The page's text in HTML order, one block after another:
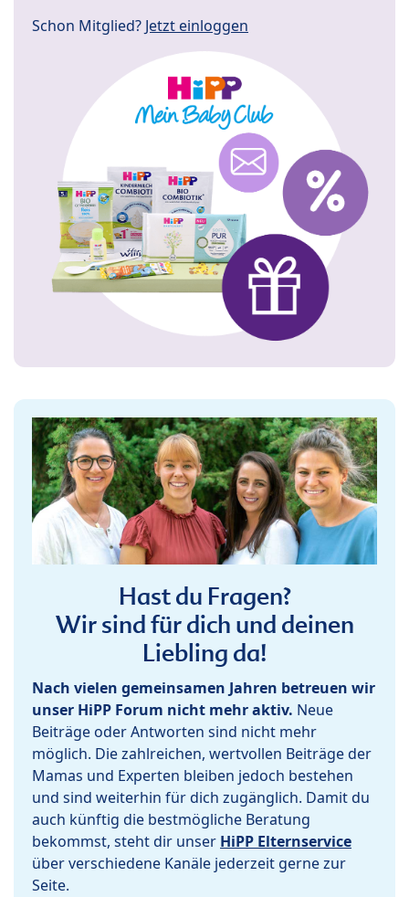
Schon Mitglied? Jetzt einloggen
Hast du Fragen?
Wir sind für dich und deinen
Liebling da!
Nach vielen gemeinsamen Jahren betreuen wir
unser HiPP Forum nicht mehr aktiv. Neue
Beiträge oder Antworten sind nicht mehr
möglich. Die zahlreichen, wertvollen Beiträge der
Mamas und Experten bleiben jedoch bestehen
und sind weiterhin für dich zugänglich. Damit du
auch künftig die bestmögliche Beratung
bekommst, steht dir unser HiPP Elternservice
über verschiedene Kanäle jederzeit gerne zur
Seite.